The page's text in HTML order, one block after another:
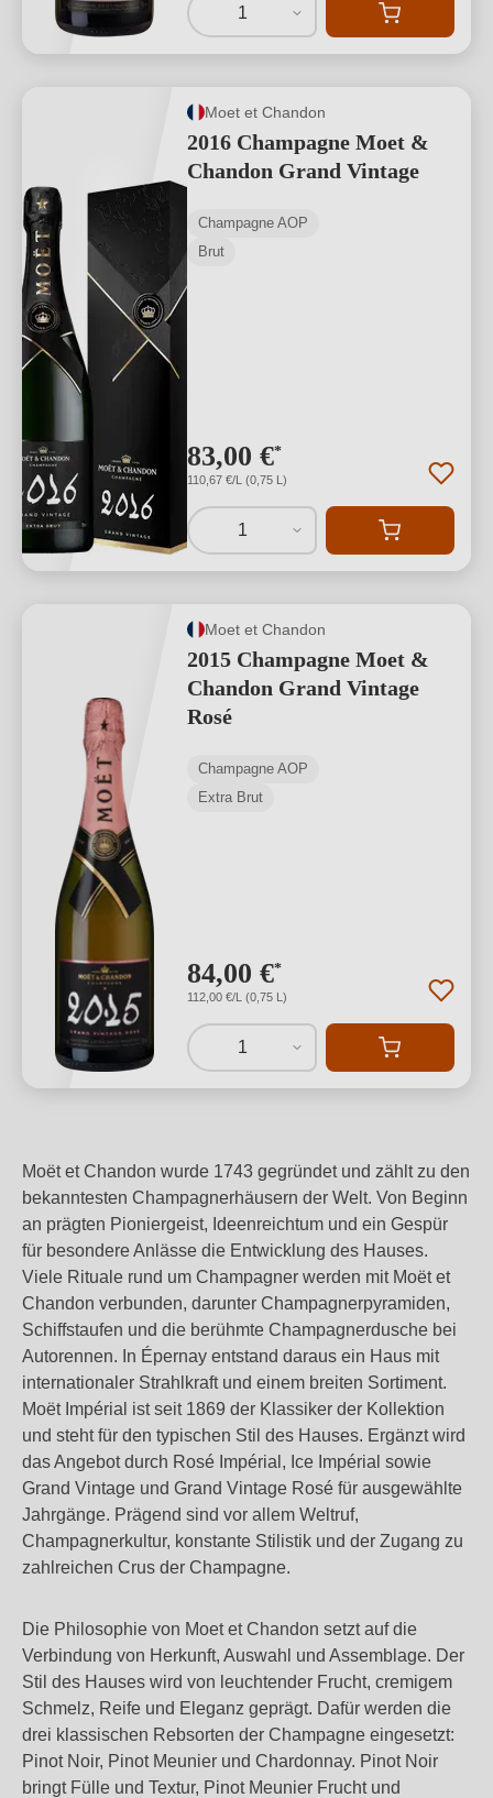
1
Moet et Chandon
2016 Champagne Moet &
Chandon Grand Vintage
Champagne AOP
Brut
83,00 €*
110,67 €/L (0,75 L)
1
Moet et Chandon
2015 Champagne Moet &
Chandon Grand Vintage
Rosé
Champagne AOP
Extra Brut
84,00 €*
112,00 €/L (0,75 L)
1
Moët et Chandon wurde 1743 gegründet und zählt zu den
bekanntesten Champagnerhäusern der Welt. Von Beginn
an prägten Pioniergeist, Ideenreichtum und ein Gespür
für besondere Anlässe die Entwicklung des Hauses.
Viele Rituale rund um Champagner werden mit Moët et
Chandon verbunden, darunter Champagnerpyramiden,
Schiffstaufen und die berühmte Champagnerdusche bei
Autorennen. In Épernay entstand daraus ein Haus mit
internationaler Strahlkraft und einem breiten Sortiment.
Moët Impérial ist seit 1869 der Klassiker der Kollektion
und steht für den typischen Stil des Hauses. Ergänzt wird
das Angebot durch Rosé Impérial, Ice Impérial sowie
Grand Vintage und Grand Vintage Rosé für ausgewählte
Jahrgänge. Prägend sind vor allem Weltruf,
Champagnerkultur, konstante Stilistik und der Zugang zu
zahlreichen Crus der Champagne.
Die Philosophie von Moet et Chandon setzt auf die
Verbindung von Herkunft, Auswahl und Assemblage. Der
Stil des Hauses wird von leuchtender Frucht, cremigem
Schmelz, Reife und Eleganz geprägt. Dafür werden die
drei klassischen Rebsorten der Champagne eingesetzt:
Pinot Noir, Pinot Meunier und Chardonnay. Pinot Noir
bringt Fülle und Textur, Pinot Meunier Frucht und